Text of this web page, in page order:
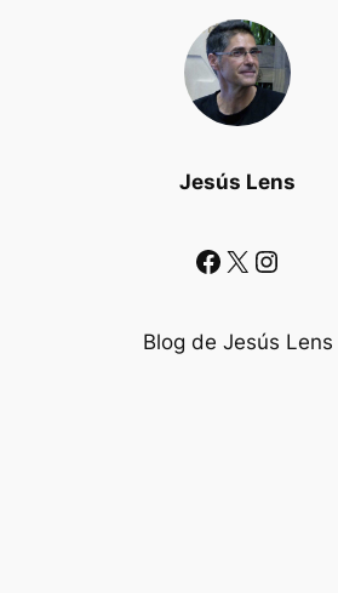
Jesús Lens
Facebook X Instagram
Blog de Jesús Lens